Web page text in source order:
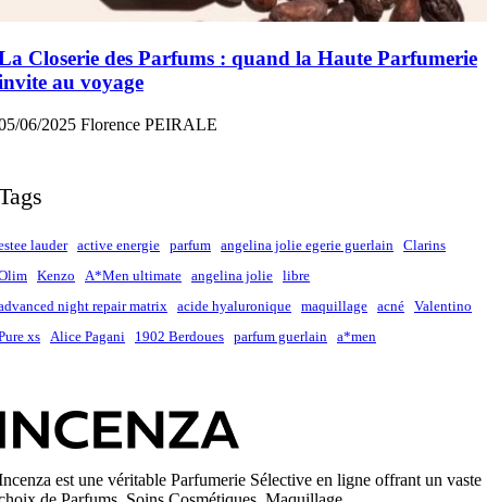
Closerie des Parfums : quand la Haute Parfumerie
au voyage
06/2025 Florence PEIRALE
lauder active energie parfum angelina jolie egerie guerlain
Clarins
Kenzo A*Men ultimate angelina jolie libre
night repair matrix
acide hyaluronique maquillage acné Valentino
xs
Alice Pagani 1902 Berdoues parfum guerlain a*men
est une véritable Parfumerie Sélective en ligne offrant un vaste